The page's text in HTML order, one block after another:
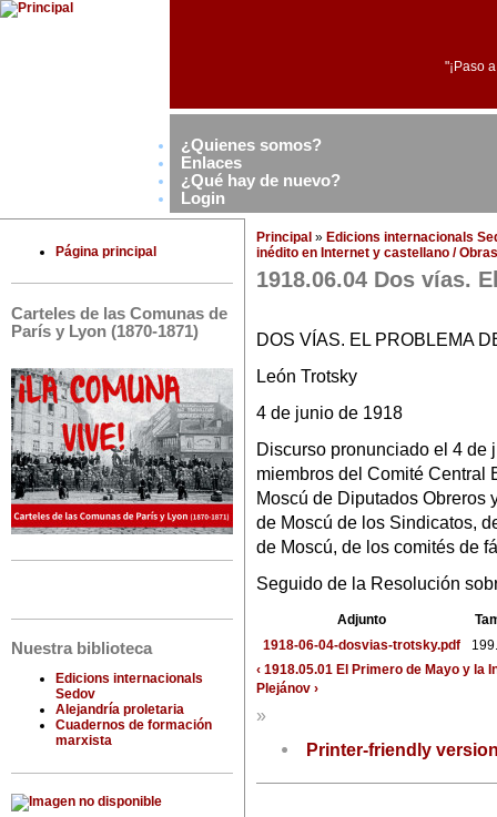
"¡Paso
¿Quienes somos?
Enlaces
¿Qué hay de nuevo?
Login
Página principal
Carteles de las Comunas de
París y Lyon (1870-1871)
Nuestra biblioteca
Edicions internacionals
Sedov
Alejandría proletaria
Cuadernos de formación
marxista
Principal » Edicions internacionals
inédito en Internet y castellano /
1918.06.04 Dos vías.
DOS VÍAS. EL PROBLEMA
León Trotsky
4 de junio de 1918
Discurso pronunciado el 4 de
miembros del Comité Central
Moscú de Diputados Obreros
de Moscú de los Sindicatos,
de Moscú, de los comités de
Seguido de la Resolución
Adjunto
1918-06-04-dosvias-trotsky.pdf
‹ 1918.05.01 El Primero de Mayo y la
Plejánov ›
»
Printer-friendly